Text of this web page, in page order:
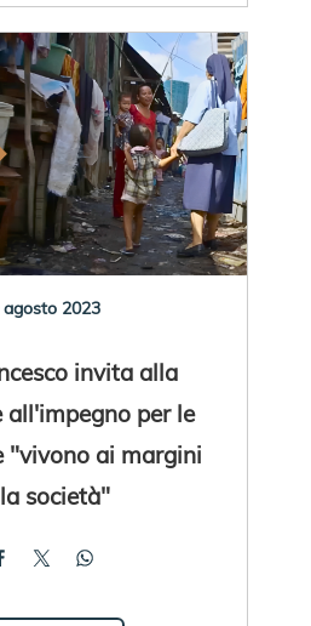
agosto 2023
invita alla
all'impegno per le
"vivono ai margini
società"